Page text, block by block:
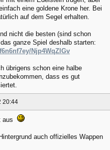
eine goldene Krone her. Bei
auf dem Segel erhalten.
nicht die besten (sind schon
ganze Spiel deshalb starten:
Njp4WqZlGv
übrigens schon eine halbe
dass es gut
20:44
aus
auch offizielles Wappen